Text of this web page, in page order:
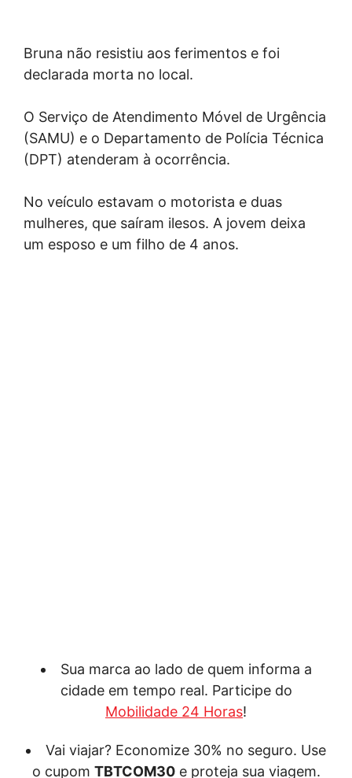
Bruna não resistiu aos ferimentos e foi
declarada morta no local.
O Serviço de Atendimento Móvel de Urgência
(SAMU) e o Departamento de Polícia Técnica
(DPT) atenderam à ocorrência.
No veículo estavam o motorista e duas
mulheres, que saíram ilesos. A jovem deixa
um esposo e um filho de 4 anos.
Sua marca ao lado de quem informa a
cidade em tempo real. Participe do
Mobilidade 24 Horas!
Vai viajar? Economize 30% no seguro. Use
o cupom TBTCOM30e proteja sua viagem.